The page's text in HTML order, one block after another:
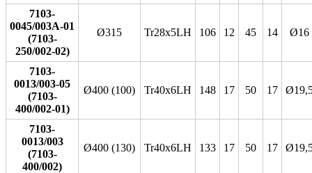
7103-
0045/003А-01
(7103-
250/002-02)
Ø315 Tr28x5LH 106 12 45 14 Ø16
7103-
0013/003-05
(7103-
400/002-01)
Ø400 (100) Tr40x6LH 148 17 50 17
7103-
0013/003
(7103-
400/002)
Ø400 (130) Tr40x6LH 133 17 50 17